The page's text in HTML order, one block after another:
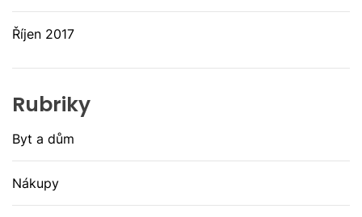
Říjen 2017
Rubriky
Byt a dům
Nákupy